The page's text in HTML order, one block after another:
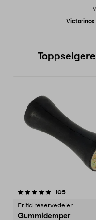
Victorinox
105anmeldelser
Fritid reservedeler
Gummidemper
5.0 av 5 stjerner